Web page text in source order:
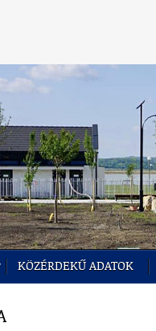
KÖZÉRDEKŰ ADATOK